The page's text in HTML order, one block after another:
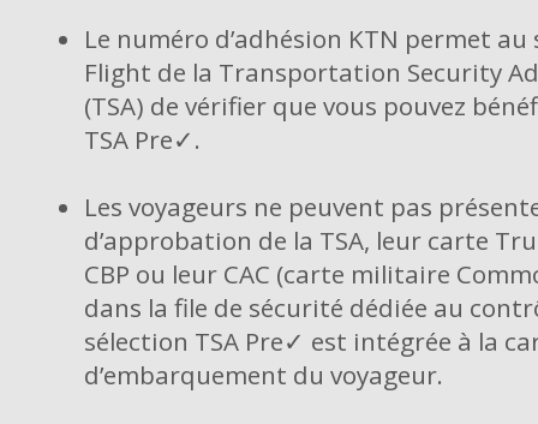
Le numéro d’adhésion KTN permet au
Flight de la Transportation Security
(TSA) de vérifier que vous pouvez
TSA Pre✓.
Les voyageurs ne peuvent pas
d’approbation de la TSA, leur carte
CBP ou leur CAC (carte militaire
dans la file de sécurité dédiée au
sélection TSA Pre✓ est intégrée à la
d’embarquement du voyageur.